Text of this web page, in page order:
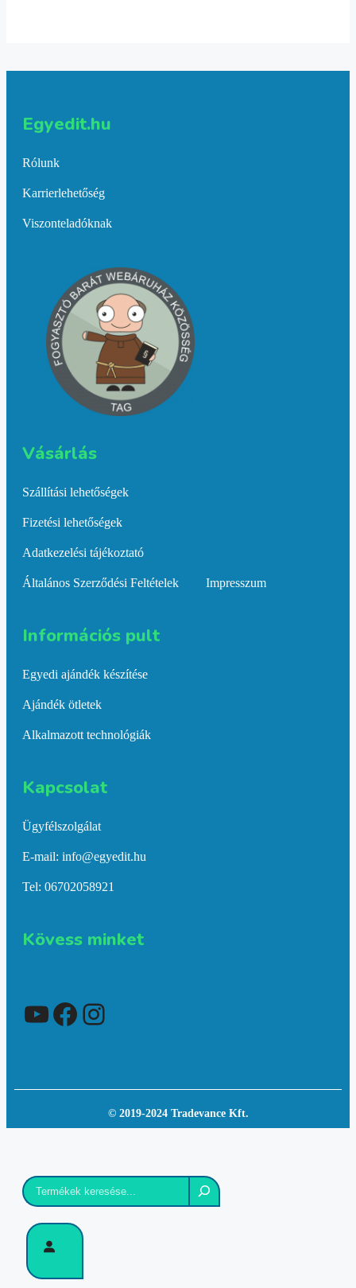
Egyedit.hu
Rólunk
Karrierlehetőség
Viszonteladóknak
Vásárlás​
Szállítási lehetőségek
Fizetési lehetőségek
Adatkezelési tájékoztató
Általános Szerződési Feltételek Impresszum
Információs pult​
Egyedi ajándék készítése
Ajándék ötletek
Alkalmazott technológiák
Kapcsolat​
Ügyfélszolgálat
E-mail: info@egyedit.hu
Tel: 06702058921
Kövess minket
YouTube
Facebook
Instagram
© 2019-2024 Tradevance Kft.
Keresés